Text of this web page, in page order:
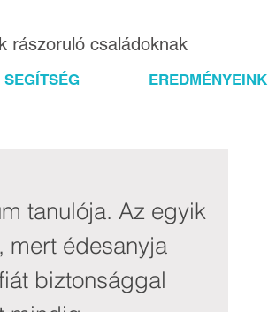
rászoruló családoknak
SEGÍTSÉG EREDMÉNYEINK
tanulója. Az egyik
mert édesanyja
biztonsággal